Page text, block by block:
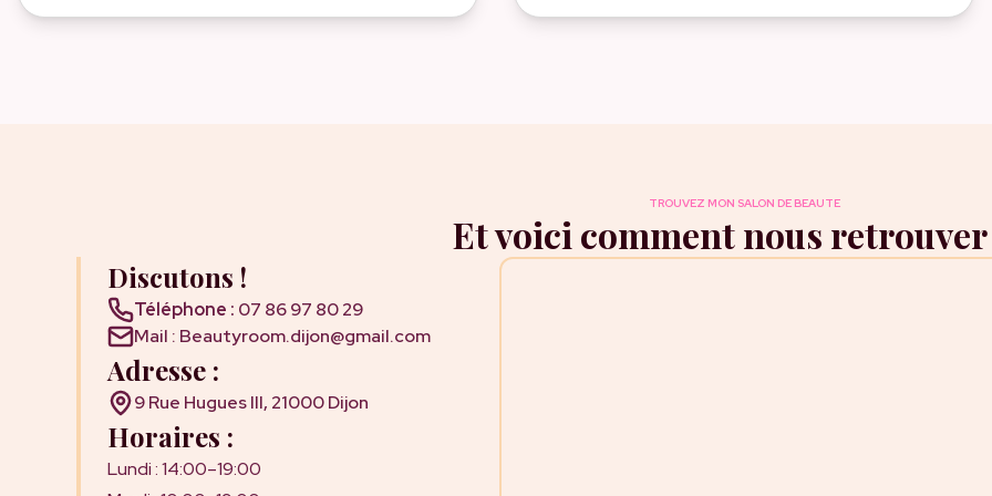
TROUVEZ MON SALON DE BEAUTE
Et voici comment nous
Discutons !
Téléphone : 07 86 97 80 29
Mail : Beautyroom.dijon@gmail.com
Adresse :
9 Rue Hugues III, 21000 Dijon
Horaires :
Lundi : 14:00–19:00